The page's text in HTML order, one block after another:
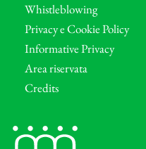
Whistleblowing
Privacy e Cookie Policy
Informative Privacy
Area riservata
Credits